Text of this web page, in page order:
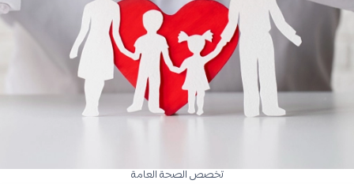
تخصص الصحة العامة